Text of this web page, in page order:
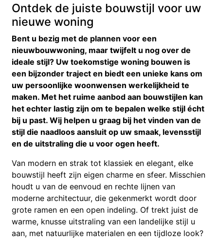
Ontdek de juiste bouwstijl voor uw
nieuwe woning
Bent u bezig met de plannen voor een
nieuwbouwwoning, maar twijfelt u nog over de
ideale stijl? Uw toekomstige woning bouwen is
een bijzonder traject en biedt een unieke kans om
uw persoonlijke woonwensen werkelijkheid te
maken. Met het ruime aanbod aan bouwstijlen kan
het echter lastig zijn om te bepalen welke stijl écht
bij u past. Wij helpen u graag bij het vinden van de
stijl die naadloos aansluit op uw smaak, levensstijl
en de uitstraling die u voor ogen heeft.
Van modern en strak tot klassiek en elegant, elke
bouwstijl heeft zijn eigen charme en sfeer. Misschien
houdt u van de eenvoud en rechte lijnen van
moderne architectuur, die gekenmerkt wordt door
grote ramen en een open indeling. Of trekt juist de
warme, knusse uitstraling van een landelijke stijl u
aan, met natuurlijke materialen en een tijdloze look?